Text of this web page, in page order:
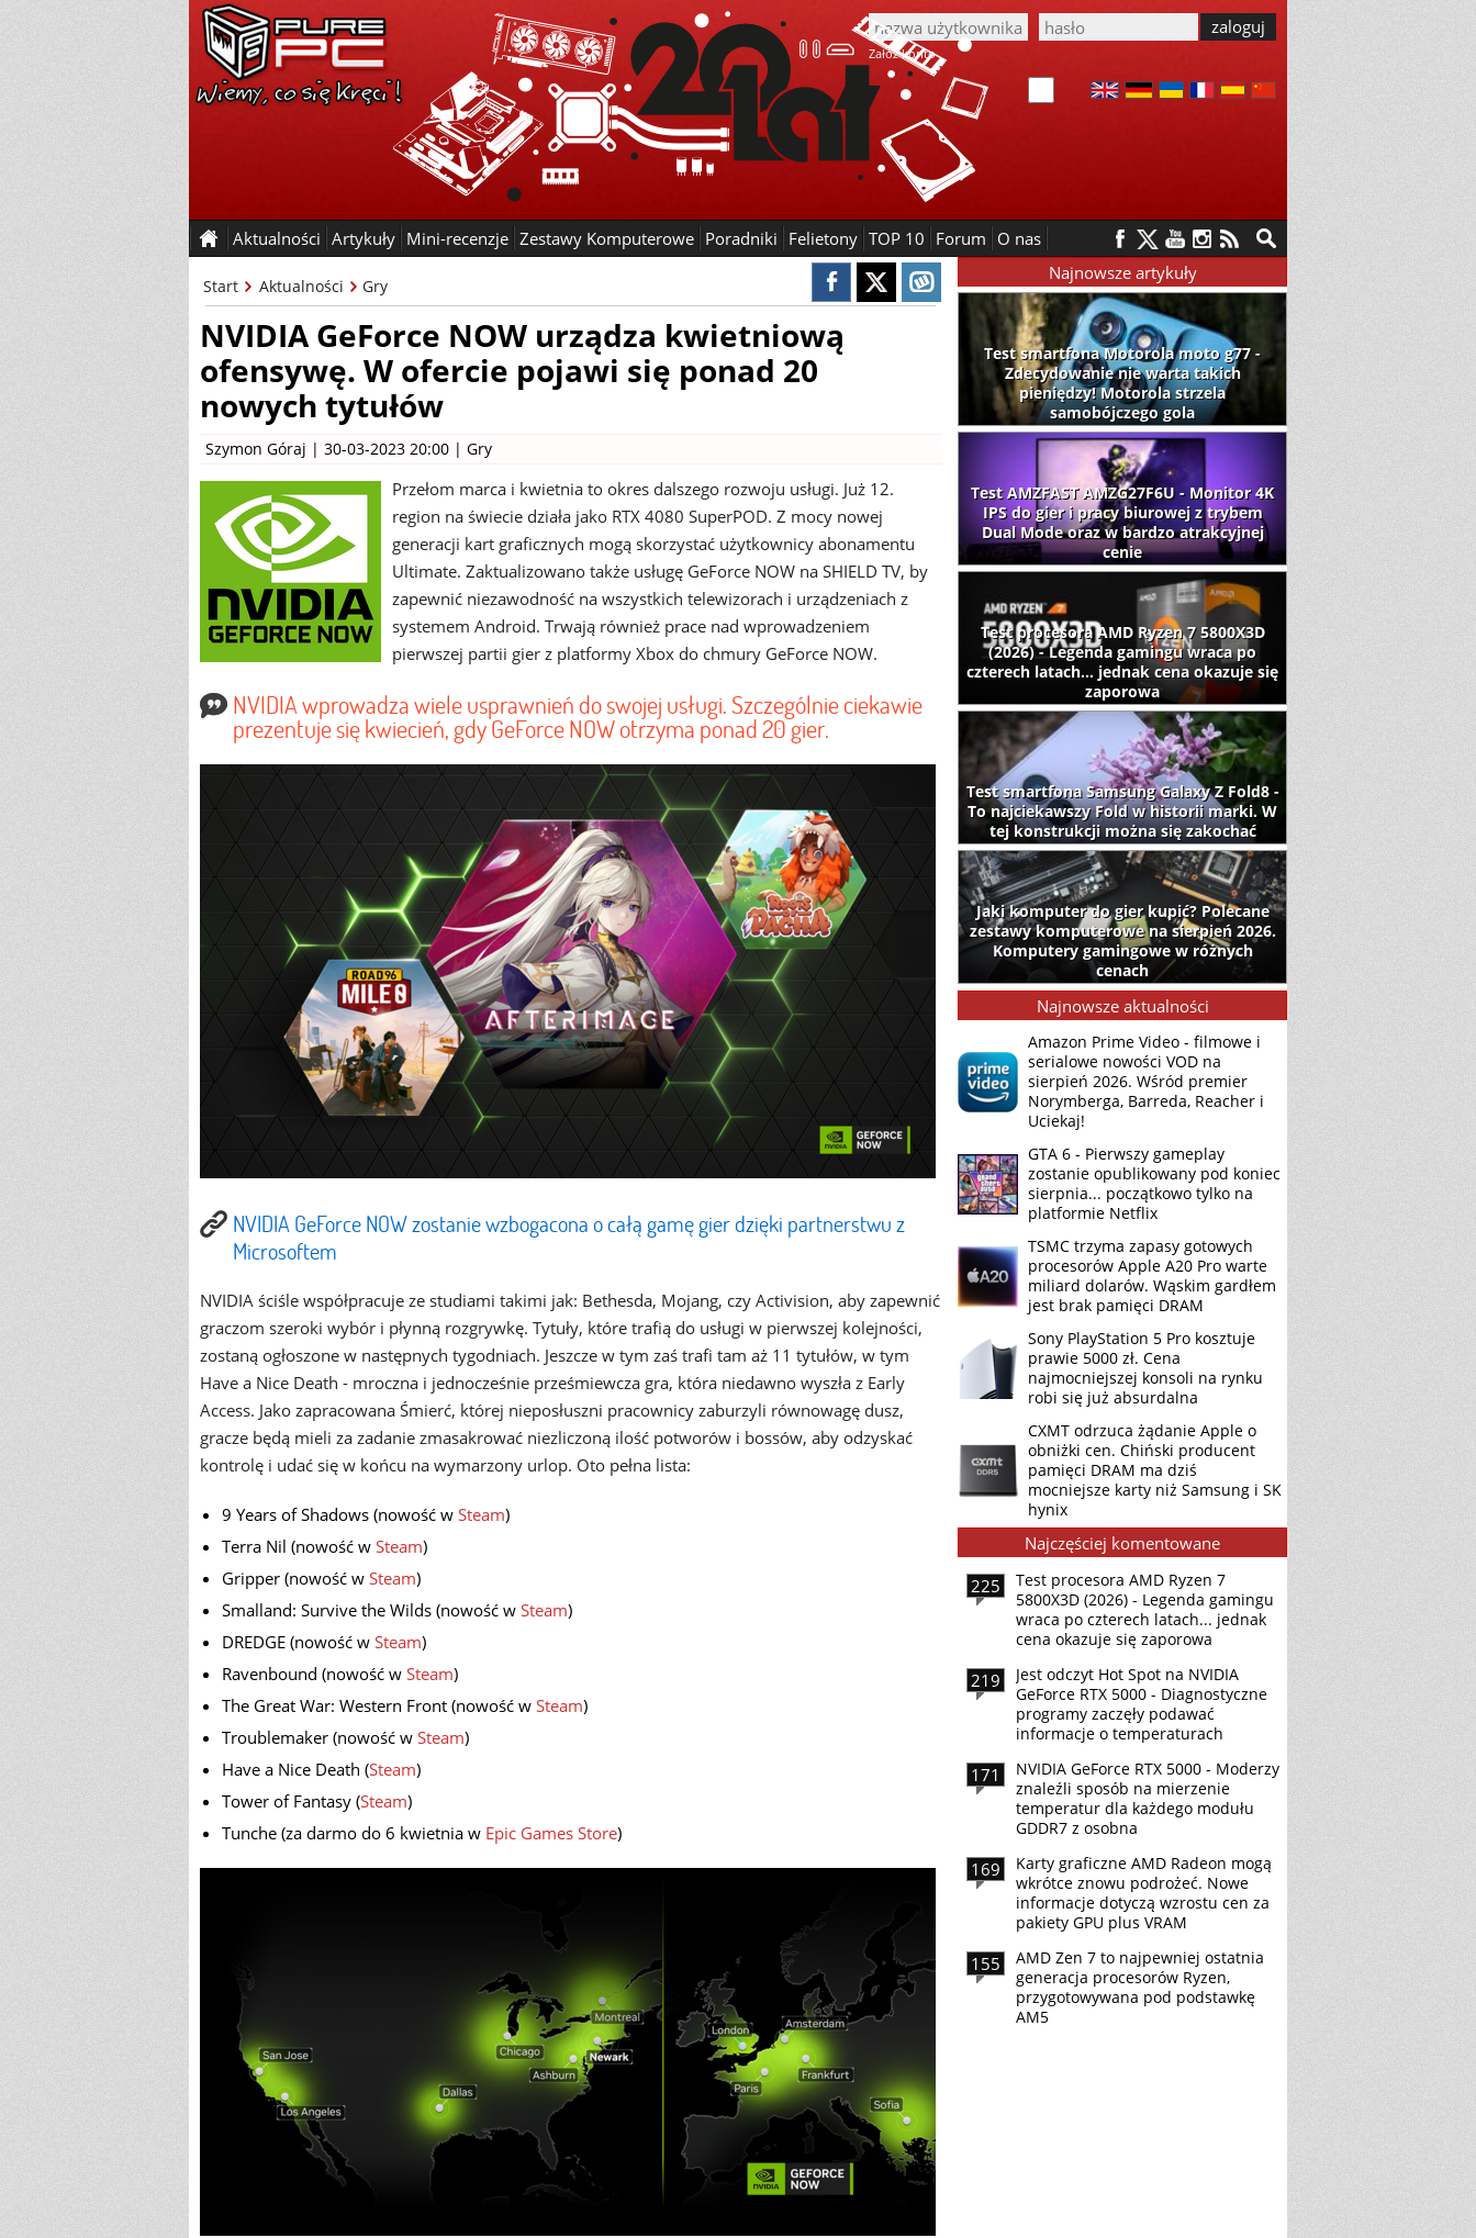
Załóż konto
Aktualności Artykuły Mini-recenzje Zestawy Komputerowe Poradniki Felietony TOP 10 Forum O nas
Start Aktualności Gry
NVIDIA GeForce NOW urządza kwietniową
ofensywę. W ofercie pojawi się ponad 20
nowych tytułów
Szymon Góraj | 30-03-2023 20:00 | Gry
Przełom marca i kwietnia to okres dalszego rozwoju usługi. Już 12.
region na świecie działa jako RTX 4080 SuperPOD. Z mocy nowej
generacji kart graficznych mogą skorzystać użytkownicy abonamentu
Ultimate. Zaktualizowano także usługę GeForce NOW na SHIELD TV, by
zapewnić niezawodność na wszystkich telewizorach i urządzeniach z
systemem Android. Trwają również prace nad wprowadzeniem
pierwszej partii gier z platformy Xbox do chmury GeForce NOW.
NVIDIA wprowadza wiele usprawnień do swojej usługi. Szczególnie ciekawie
prezentuje się kwiecień, gdy GeForce NOW otrzyma ponad 20 gier.
NVIDIA GeForce NOW zostanie wzbogacona o całą gamę gier dzięki partnerstwu z
Microsoftem
NVIDIA ściśle współpracuje ze studiami takimi jak: Bethesda, Mojang, czy Activision, aby zapewnić
graczom szeroki wybór i płynną rozgrywkę. Tytuły, które trafią do usługi w pierwszej kolejności,
zostaną ogłoszone w następnych tygodniach. Jeszcze w tym zaś trafi tam aż 11 tytułów, w tym
Have a Nice Death - mroczna i jednocześnie prześmiewcza gra, która niedawno wyszła z Early
Access. Jako zapracowana Śmierć, której nieposłuszni pracownicy zaburzyli równowagę dusz,
gracze będą mieli za zadanie zmasakrować niezliczoną ilość potworów i bossów, aby odzyskać
kontrolę i udać się w końcu na wymarzony urlop. Oto pełna lista:
9 Years of Shadows (nowość w Steam)
Terra Nil (nowość w Steam)
Gripper (nowość w Steam)
Smalland: Survive the Wilds (nowość w Steam)
DREDGE (nowość w Steam)
Ravenbound (nowość w Steam)
The Great War: Western Front (nowość w Steam)
Troublemaker (nowość w Steam)
Have a Nice Death (Steam)
Tower of Fantasy (Steam)
Tunche (za darmo do 6 kwietnia w Epic Games Store)
Najnowsze artykuły
Test smartfona Motorola moto g77 -
Zdecydowanie nie warta takich
pieniędzy! Motorola strzela
samobójczego gola
Test AMZFAST AMZG27F6U - Monitor 4K
IPS do gier i pracy biurowej z trybem
Dual Mode oraz w bardzo atrakcyjnej
cenie
Test procesora AMD Ryzen 7 5800X3D
(2026) - Legenda gamingu wraca po
czterech latach... jednak cena okazuje się
zaporowa
Test smartfona Samsung Galaxy Z Fold8 -
To najciekawszy Fold w historii marki. W
tej konstrukcji można się zakochać
Jaki komputer do gier kupić? Polecane
zestawy komputerowe na sierpień 2026.
Komputery gamingowe w różnych
cenach
Najnowsze aktualności
Amazon Prime Video - filmowe i
serialowe nowości VOD na
sierpień 2026. Wśród premier
Norymberga, Barreda, Reacher i
Uciekaj!
GTA 6 - Pierwszy gameplay
zostanie opublikowany pod koniec
sierpnia... początkowo tylko na
platformie Netflix
TSMC trzyma zapasy gotowych
procesorów Apple A20 Pro warte
miliard dolarów. Wąskim gardłem
jest brak pamięci DRAM
Sony PlayStation 5 Pro kosztuje
prawie 5000 zł. Cena
najmocniejszej konsoli na rynku
robi się już absurdalna
CXMT odrzuca żądanie Apple o
obniżki cen. Chiński producent
pamięci DRAM ma dziś
mocniejsze karty niż Samsung i SK
hynix
Najczęściej komentowane
225
Test procesora AMD Ryzen 7
5800X3D (2026) - Legenda gamingu
wraca po czterech latach... jednak
cena okazuje się zaporowa
219
Jest odczyt Hot Spot na NVIDIA
GeForce RTX 5000 - Diagnostyczne
programy zaczęły podawać
informacje o temperaturach
171
NVIDIA GeForce RTX 5000 - Moderzy
znaleźli sposób na mierzenie
temperatur dla każdego modułu
GDDR7 z osobna
169
Karty graficzne AMD Radeon mogą
wkrótce znowu podrożeć. Nowe
informacje dotyczą wzrostu cen za
pakiety GPU plus VRAM
155
AMD Zen 7 to najpewniej ostatnia
generacja procesorów Ryzen,
przygotowywana pod podstawkę
AM5